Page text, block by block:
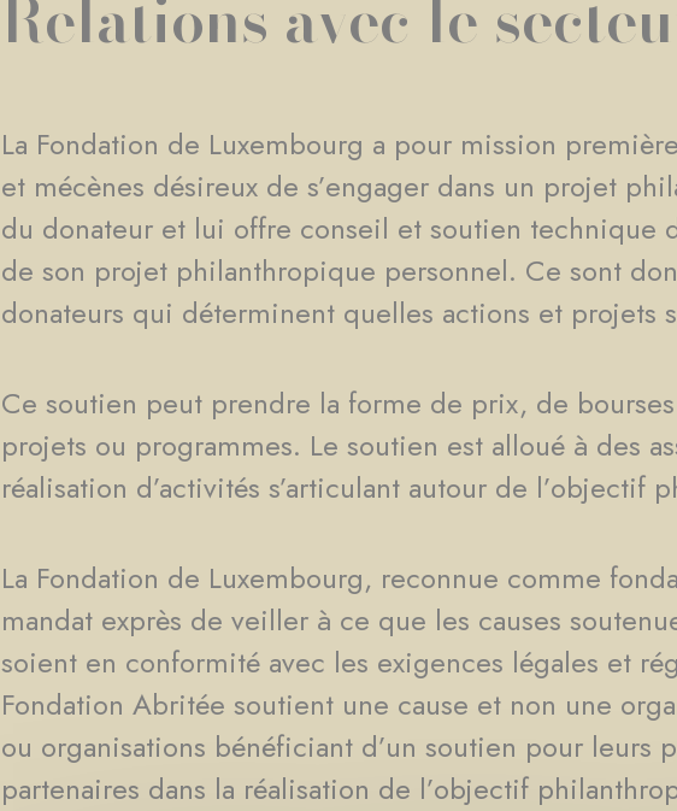
Relations avec le
La Fondation de Luxembourg a pour mission
et mécènes désireux de s’engager dans un projet
du donateur et lui offre conseil et soutien technique
de son projet philanthropique personnel. Ce sont
donateurs qui déterminent quelles actions et projets
Ce soutien peut prendre la forme de prix, de
projets ou programmes. Le soutien est alloué à des
réalisation d’activités s’articulant autour de
La Fondation de Luxembourg, reconnue comme
mandat exprès de veiller à ce que les causes
soient en conformité avec les exigences légales et
Fondation Abritée soutient une cause et non une
ou organisations bénéficiant d’un soutien pour leurs
partenaires dans la réalisation de l’objectif